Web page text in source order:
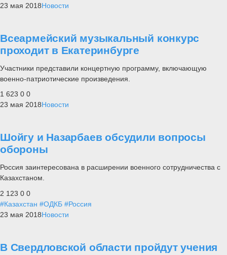
23 мая 2018Новости
Всеармейский музыкальный конкурс
проходит в Екатеринбурге
Участники представили концертную программу, включающую
военно-патриотические произведения.
1 623 0 0
23 мая 2018Новости
Шойгу и Назарбаев обсудили вопросы
обороны
Россия заинтересована в расширении военного сотрудничества с
Казахстаном.
2 123 0 0
#Казахстан #ОДКБ #Россия
23 мая 2018Новости
В Свердловской области пройдут учения